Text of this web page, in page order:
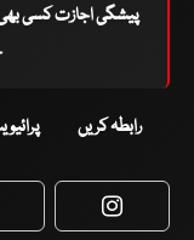
پیشگی اجازت کسی بھی
رابطہ کریں